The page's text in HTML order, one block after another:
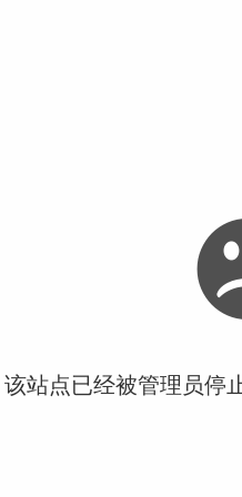
站点已经被管理员停